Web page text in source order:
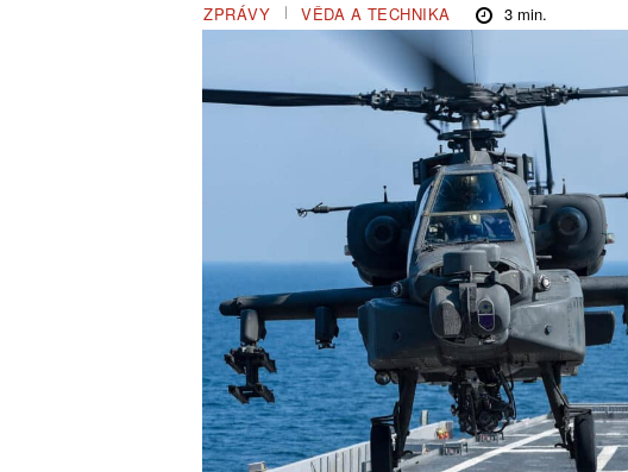
ZPRÁVY VĚDA A TECHNIKA 3min.